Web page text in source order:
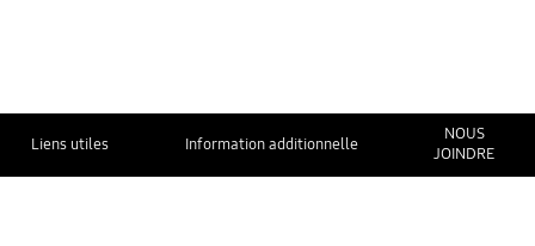
Liens utiles Information additionnelle
NOUS
JOINDRE